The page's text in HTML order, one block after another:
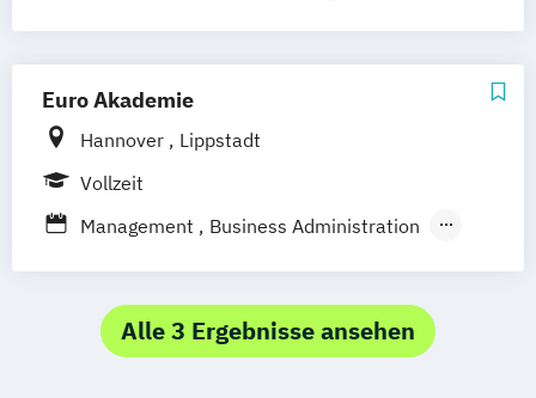
Euro Akademie
Hannover
Lippstadt
Vollzeit
Management
Business Administration
Alle 3 Ergebnisse ansehen